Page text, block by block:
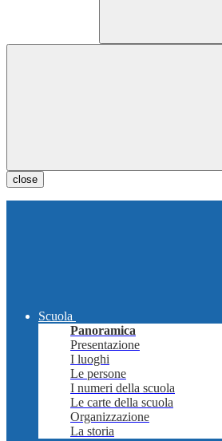
close
Scuola
Panoramica
Presentazione
I luoghi
Le persone
I numeri della scuola
Le carte della scuola
Organizzazione
La storia